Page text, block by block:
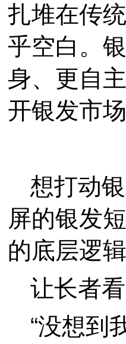
扎堆在传
乎空白。
身、更自
开银发市
想打动
屏的银发
的底层逻辑
让长者
“没想到